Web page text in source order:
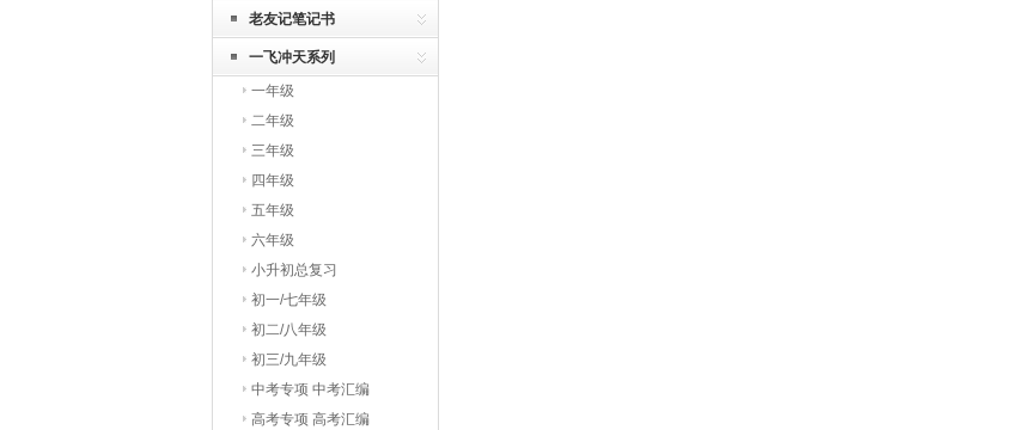
老友记笔记书
一飞冲天系列
一年级
二年级
三年级
四年级
五年级
六年级
小升初总复习
初一/七年级
初二/八年级
初三/九年级
中考专项 中考汇编
高考专项 高考汇编